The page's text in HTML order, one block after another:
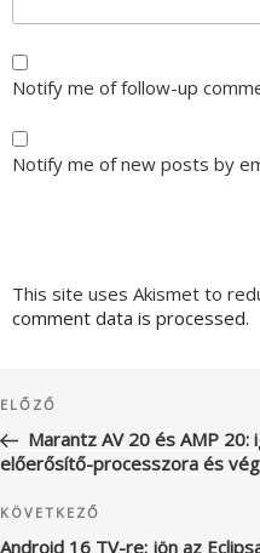
Notify me of follow-up
Notify me of new posts by
This site uses Akismet to
comment data is processed.
navigáció
Korábbi
bejegyzés
ELŐZŐ
Marantz AV 20 és AMP 20:
előerősítő-processzora és
Következő
bejegyzés
KÖVETKEZŐ
Android 16 TV-re: jön az